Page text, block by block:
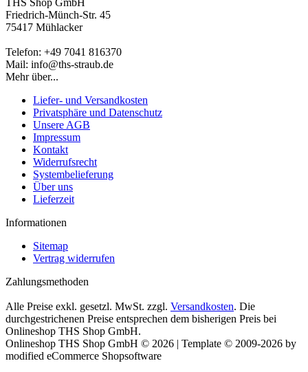
Friedrich-Münch-Str. 45
75417 Mühlacker
Telefon: +49 7041 816370
Mail: info@ths-straub.de
Mehr über...
Liefer- und Versandkosten
Privatsphäre und Datenschutz
Unsere AGB
Impressum
Kontakt
Widerrufsrecht
Systembelieferung
Über uns
Lieferzeit
Informationen
Sitemap
Vertrag widerrufen
Zahlungsmethoden
Alle Preise exkl. gesetzl. MwSt. zzgl. Versandkosten. Die
durchgestrichenen Preise entsprechen dem bisherigen Preis bei
Onlineshop THS Shop GmbH.
Onlineshop THS Shop GmbH © 2026 | Template © 2009-2026 by
modified eCommerce Shopsoftware